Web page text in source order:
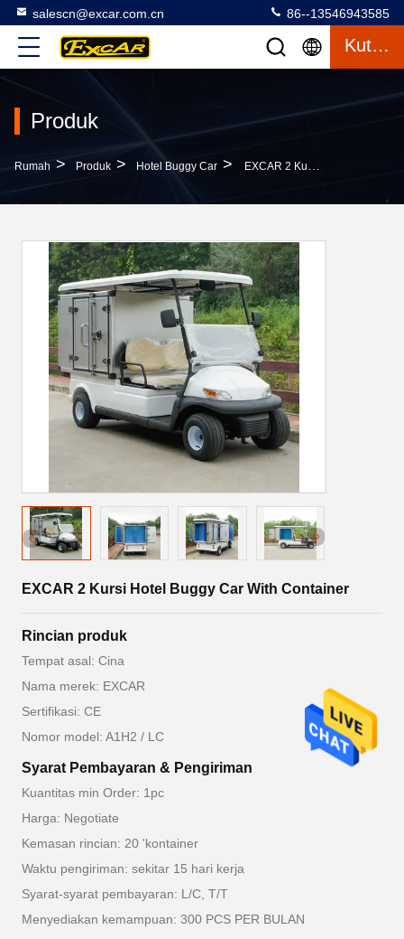
salescn@excar.com.cn 86--13546943585
Kutipan
Produk
Rumah > Produk > Hotel Buggy Car > EXCAR 2 Kursi Hotel Buggy Car With Container
EXCAR 2 Kursi Hotel Buggy Car With Container
Rincian produk
Tempat asal: Cina
Nama merek: EXCAR
Sertifikasi: CE
Nomor model: A1H2 / LC
Syarat Pembayaran & Pengiriman
Kuantitas min Order: 1pc
Harga: Negotiate
Kemasan rincian: 20 'kontainer
Waktu pengiriman: sekitar 15 hari kerja
Syarat-syarat pembayaran: L/C, T/T
Menyediakan kemampuan: 300 PCS PER BULAN